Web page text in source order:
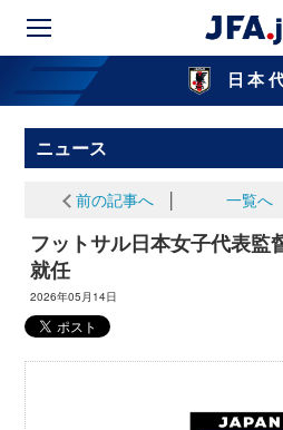
日本
ニュース
前の記事へ 一覧へ
フットサル日本女子代表監
就任
2026年05月14日